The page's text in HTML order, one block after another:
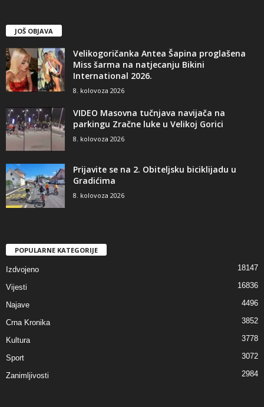
JOŠ OBJAVA
Velikogoričanka Antea Šapina proglašena
Miss šarma na natjecanju Bikini
International 2026.
8. kolovoza 2026
VIDEO Masovna tučnjava navijača na
parkingu Zračne luke u Velikoj Gorici
8. kolovoza 2026
Prijavite se na 2. Obiteljsku biciklijadu u
Gradićima
8. kolovoza 2026
POPULARNE KATEGORIJE
Izdvojeno 18147
Vijesti 16836
Najave 4496
Crna Kronika 3852
Kultura 3778
Sport 3072
Zanimljivosti 2984